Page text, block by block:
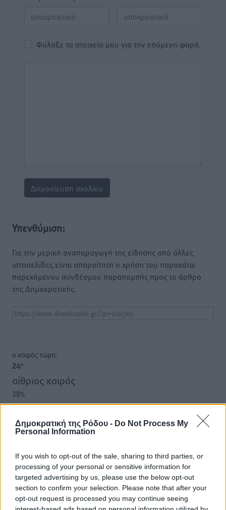
Δημοκρατική της Ρόδου - Do Not Process My
Personal Information
If you wish to opt-out of the sale, sharing to third parties, or
processing of your personal or sensitive information for
targeted advertising by us, please use the below opt-out
section to confirm your selection. Please note that after your
opt-out request is processed you may continue seeing
Φύλαξε τα στοιχεία μου για την επόμενη φορά.
Υπενθύμιση:
Για την μερική αναπαραγωγή της είδησης από άλλες
ιστοσελίδες είναι απαραίτητη η χρήση του παρακάτω
παρεχόμενου συνδέσμου παραπομπής προς το άρθρο
της Δημοκρατικής.
o καιρός τώρα:
24°
αίθριος καιρός
38%
13km/h
24°/24°
20:06
πρόγνωση:
33°
ΚΥ
29°